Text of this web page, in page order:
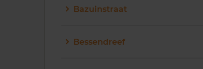
Bazuinstraat
Bessendreef